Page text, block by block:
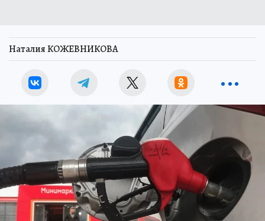
Наталия КОЖЕВНИКОВА